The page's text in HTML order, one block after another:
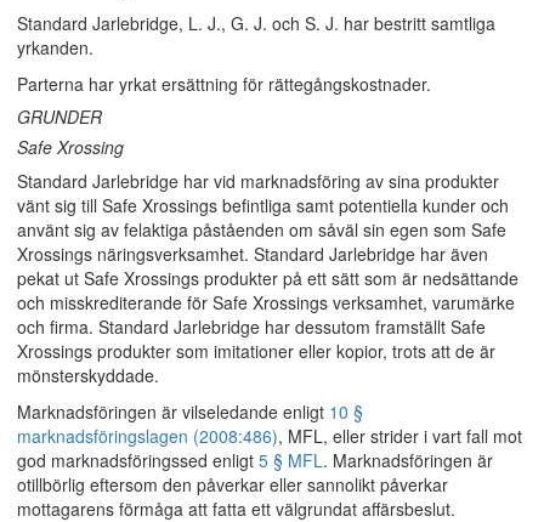
Standard Jarlebridge, L. J., G. J. och S. J. har bestritt samtliga
yrkanden.
Parterna har yrkat ersättning för rättegångskostnader.
GRUNDER
Safe Xrossing
Standard Jarlebridge har vid marknadsföring av sina produkter
vänt sig till Safe Xrossings befintliga samt potentiella kunder och
använt sig av felaktiga påståenden om såväl sin egen som Safe
Xrossings näringsverksamhet. Standard Jarlebridge har även
pekat ut Safe Xrossings produkter på ett sätt som är nedsättande
och misskrediterande för Safe Xrossings verksamhet, varumärke
och firma. Standard Jarlebridge har dessutom framställt Safe
Xrossings produkter som imitationer eller kopior, trots att de är
mönsterskyddade.
Marknadsföringen är vilseledande enligt 10 §
marknadsföringslagen (2008:486), MFL, eller strider i vart fall mot
god marknadsföringssed enligt 5 § MFL. Marknadsföringen är
otillbörlig eftersom den påverkar eller sannolikt påverkar
mottagarens förmåga att fatta ett välgrundat affärsbeslut.